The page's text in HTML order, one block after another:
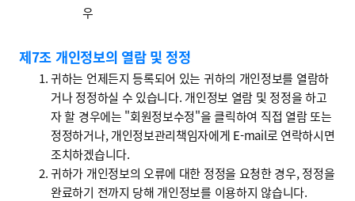
우
제7조 개인정보의 열람 및 정정
귀하는 언제든지 등록되어 있는 귀하의 개인정보를 열람하
거나 정정하실 수 있습니다. 개인정보 열람 및 정정을 하고
자 할 경우에는 "회원정보수정"을 클릭하여 직접 열람 또는
정정하거나, 개인정보관리책임자에게 E-mail로 연락하시면
조치하겠습니다.
귀하가 개인정보의 오류에 대한 정정을 요청한 경우, 정정을
완료하기 전까지 당해 개인정보를 이용하지 않습니다.